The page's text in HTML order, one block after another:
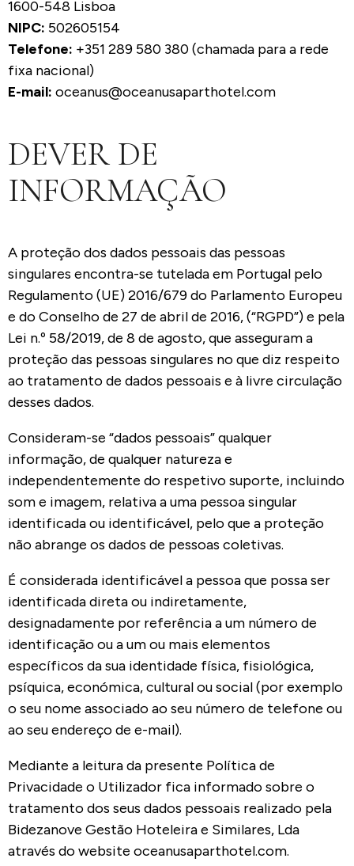
1600-548 Lisboa
NIPC: 502605154
Telefone: +351 289 580 380 (chamada para a rede
fixa nacional)
E-mail: oceanus@oceanusaparthotel.com
DEVER DE
INFORMAÇÃO
A proteção dos dados pessoais das pessoas
singulares encontra-se tutelada em Portugal pelo
Regulamento (UE) 2016/679 do Parlamento Europeu
e do Conselho de 27 de abril de 2016, (“RGPD”) e pela
Lei n.º 58/2019, de 8 de agosto, que asseguram a
proteção das pessoas singulares no que diz respeito
ao tratamento de dados pessoais e à livre circulação
desses dados.
Consideram-se “dados pessoais” qualquer
informação, de qualquer natureza e
independentemente do respetivo suporte, incluindo
som e imagem, relativa a uma pessoa singular
identificada ou identificável, pelo que a proteção
não abrange os dados de pessoas coletivas.
É considerada identificável a pessoa que possa ser
identificada direta ou indiretamente,
designadamente por referência a um número de
identificação ou a um ou mais elementos
específicos da sua identidade física, fisiológica,
psíquica, económica, cultural ou social (por exemplo
o seu nome associado ao seu número de telefone ou
ao seu endereço de e-mail).
Mediante a leitura da presente Política de
Privacidade o Utilizador fica informado sobre o
tratamento dos seus dados pessoais realizado pela
Bidezanove Gestão Hoteleira e Similares, Lda
através do website oceanusaparthotel.com.